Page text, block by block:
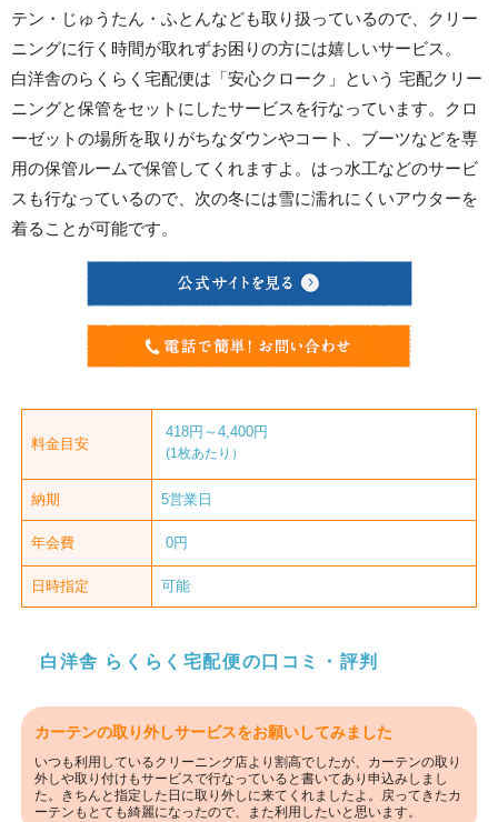
テン・じゅうたん・ふとんなども取り扱っているので、クリー
ニングに行く時間が取れずお困りの方には嬉しいサービス。
白洋舎のらくらく宅配便は「安心クローク」という 宅配クリー
ニングと保管をセットにしたサービスを行なっています。クロ
ーゼットの場所を取りがちなダウンやコート、ブーツなどを専
用の保管ルームで保管してくれますよ。はっ水工などのサービ
スも行なっているので、次の冬には雪に濡れにくいアウターを
着ることが可能です。
料金目安
418円～4,400円
(1枚あたり）
納期 5営業日
年会費 0円
日時指定 可能
白洋舎 らくらく宅配便の口コミ・評判
カーテンの取り外しサービスをお願いしてみました
いつも利用しているクリーニング店より割高でしたが、カーテンの取り
外しや取り付けもサービスで行なっていると書いてあり申込みしまし
た。きちんと指定した日に取り外しに来てくれましたよ。戻ってきたカ
ーテンもとても綺麗になったので、また利用したいと思います。